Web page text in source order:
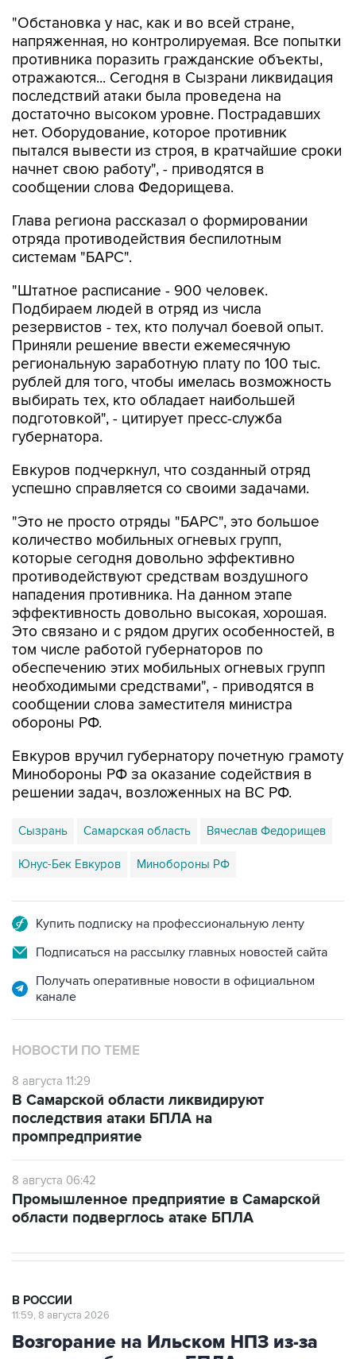
"Обстановка у нас, как и во всей стране,
напряженная, но контролируемая. Все попытки
противника поразить гражданские объекты,
отражаются... Сегодня в Сызрани ликвидация
последствий атаки была проведена на
достаточно высоком уровне. Пострадавших
нет. Оборудование, которое противник
пытался вывести из строя, в кратчайшие сроки
начнет свою работу", - приводятся в
сообщении слова Федорищева.
Глава региона рассказал о формировании
отряда противодействия беспилотным
системам "БАРС".
"Штатное расписание - 900 человек.
Подбираем людей в отряд из числа
резервистов - тех, кто получал боевой опыт.
Приняли решение ввести ежемесячную
региональную заработную плату по 100 тыс.
рублей для того, чтобы имелась возможность
выбирать тех, кто обладает наибольшей
подготовкой", - цитирует пресс-служба
губернатора.
Евкуров подчеркнул, что созданный отряд
успешно справляется со своими задачами.
"Это не просто отряды "БАРС", это большое
количество мобильных огневых групп,
которые сегодня довольно эффективно
противодействуют средствам воздушного
нападения противника. На данном этапе
эффективность довольно высокая, хорошая.
Это связано и с рядом других особенностей, в
том числе работой губернаторов по
обеспечению этих мобильных огневых групп
необходимыми средствами", - приводятся в
сообщении слова заместителя министра
обороны РФ.
Евкуров вручил губернатору почетную грамоту
Минобороны РФ за оказание содействия в
решении задач, возложенных на ВС РФ.
Сызрань Самарская область Вячеслав Федорищев
Юнус-Бек Евкуров Минобороны РФ
Купить подписку на профессиональную ленту
Подписаться на рассылку главных новостей сайта
Получать оперативные новости в официальном
канале
НОВОСТИ ПО ТЕМЕ
8 августа 11:29
В Самарской области ликвидируют
последствия атаки БПЛА на
промпредприятие
8 августа 06:42
Промышленное предприятие в Самарской
области подверглось атаке БПЛА
В РОССИИ
11:59, 8 августа 2026
Возгорание на Ильском НПЗ из-за